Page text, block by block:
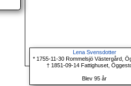
Lena Svensdotter
* 1755-11-30 Rommelsjö Västergård,
† 1851-09-14 Fattighuset,
Blev 95 år